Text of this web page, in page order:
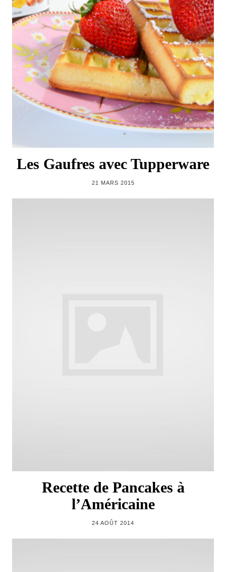
Les Gaufres avec Tupperware
21 MARS 2015
Recette de Pancakes à
l’Américaine
24 AOÛT 2014